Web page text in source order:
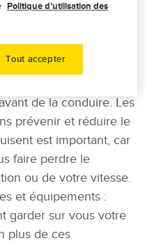
les routes plus
à fort trafic.
: que la distance
courte, vous éliminerez
de la conduire. Les
prévenir et réduire le
est important, car
faire perdre le
ou de votre vitesse.
et équipements :
garder sur vous votre
plus de ces
Politique d’utilisation des
Tout accepter